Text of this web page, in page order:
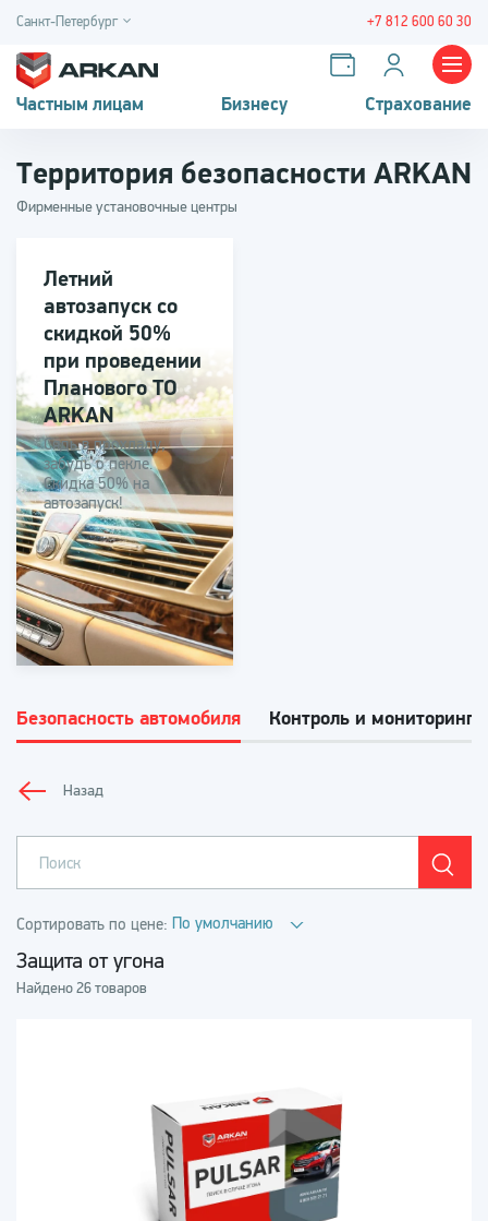
Санкт-Петербург +7 812 600 60 30
Частным лицам Бизнесу Страхование
Территория безопасности ARKAN
Фирменные установочные центры
Летний
автозапуск со
скидкой 50%
при проведении
Планового ТО
ARKAN
Сядь в прохладу,
забудь о пекле.
Скидка 50% на
автозапуск!
Безопасность автомобиля Контроль и мониторинг
Назад
Сортировать по цене: По умолчанию
Защита от угона
Найдено 26 товаров